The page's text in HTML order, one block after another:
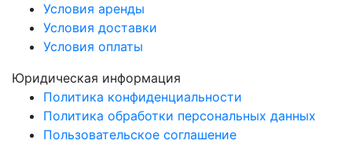
Условия аренды
Условия доставки
Условия оплаты
Юридическая информация
Политика конфиденциальности
Политика обработки персональных данных
Пользовательское соглашение